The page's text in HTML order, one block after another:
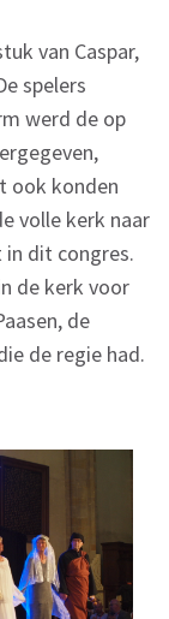
van Caspar,
spelers
werd de op
ook konden
volle kerk naar
dit congres.
de kerk voor
de
de regie had.